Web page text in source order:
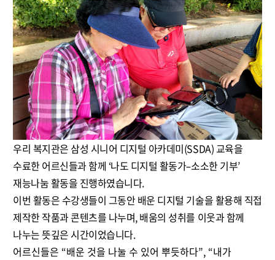
우리 복지관은 삼성 시니어 디지털 아카데미(SSDA) 교육을
수료한 어르신들과 함께 ‘나도 디지털 활동가–소소한 기부’
재능나눔 활동을 진행하였습니다.
이번 활동은 수강생들이 그동안 배운 디지털 기술을 활용해 직접
제작한 작품과 콘텐츠를 나누며, 배움의 성취를 이웃과 함께
나누는 뜻깊은 시간이었습니다.
어르신들은 “배운 것을 나눌 수 있어 뿌듯하다”, “내가